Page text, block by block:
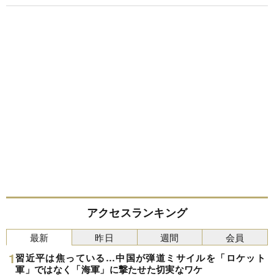
アクセスランキング
最新
習近平は焦っている…中国が弾道ミサイルを「ロケット
軍」ではなく「海軍」に撃たせた切実なワケ
昨日 週間 会員